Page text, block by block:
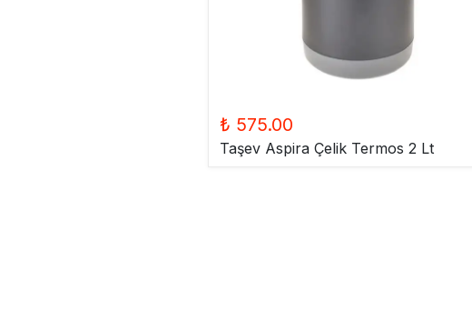
₺ 575.00
Taşev Aspira Çelik Termos 2 Lt